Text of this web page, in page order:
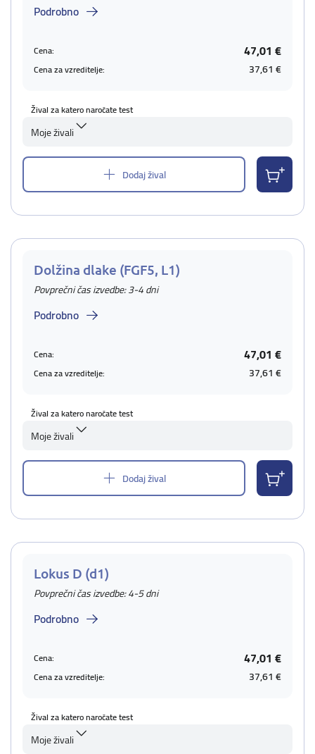
Podrobno
Cena: 47,01 €
Cena za vzreditelje: 37,61 €
Žival za katero naročate test
Moje živali
Dodaj žival
Dolžina dlake (FGF5, L1)
Povprečni čas izvedbe: 3-4 dni
Podrobno
Cena: 47,01 €
Cena za vzreditelje: 37,61 €
Žival za katero naročate test
Moje živali
Dodaj žival
Lokus D (d1)
Povprečni čas izvedbe: 4-5 dni
Podrobno
Cena: 47,01 €
Cena za vzreditelje: 37,61 €
Žival za katero naročate test
Moje živali